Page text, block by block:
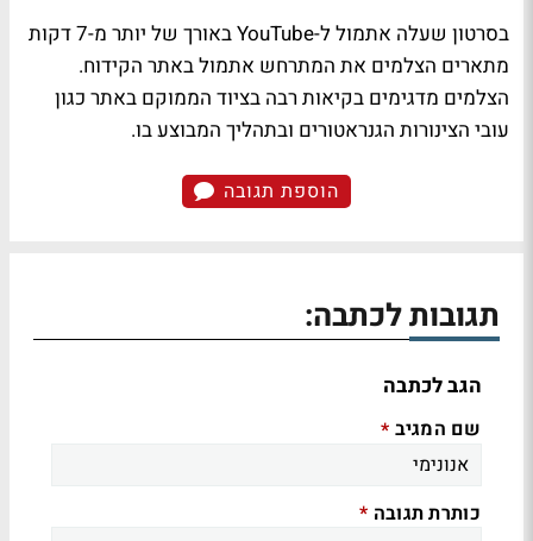
בסרטון שעלה אתמול ל-YouTube באורך של יותר מ-7 דקות
מתארים הצלמים את המתרחש אתמול באתר הקידוח.
הצלמים מדגימים בקיאות רבה בציוד הממוקם באתר כגון
עובי הצינורות הגנראטורים ובתהליך המבוצע בו.
הוספת תגובה
תגובות לכתבה:
הגב לכתבה
שם המגיב *
כותרת תגובה *